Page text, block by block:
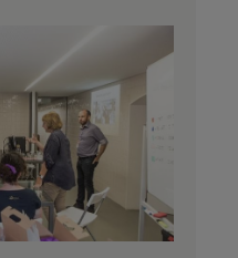
ביטחון ובטיחות
חינוך והדרכה
עיצוב וארכיטקטורה